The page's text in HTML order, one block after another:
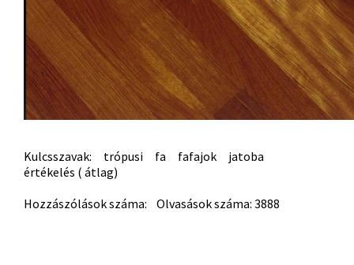
Kulcsszavak: trópusi fa fafajok
jatoba
értékelés ( átlag)
Hozzászólások száma: Olvasások száma: 3888